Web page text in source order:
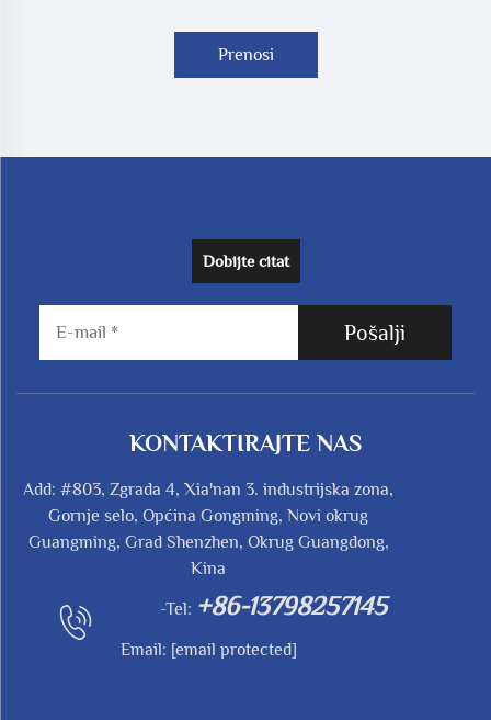
Prenosi
Dobijte citat
Pošalji
KONTAKTIRAJTE NAS
Add: #803, Zgrada 4, Xia'nan 3. industrijska zona,
Gornje selo, Općina Gongming, Novi okrug
Guangming, Grad Shenzhen, Okrug Guangdong,
Kina
-Tel: +86-13798257145
Email: [email protected]